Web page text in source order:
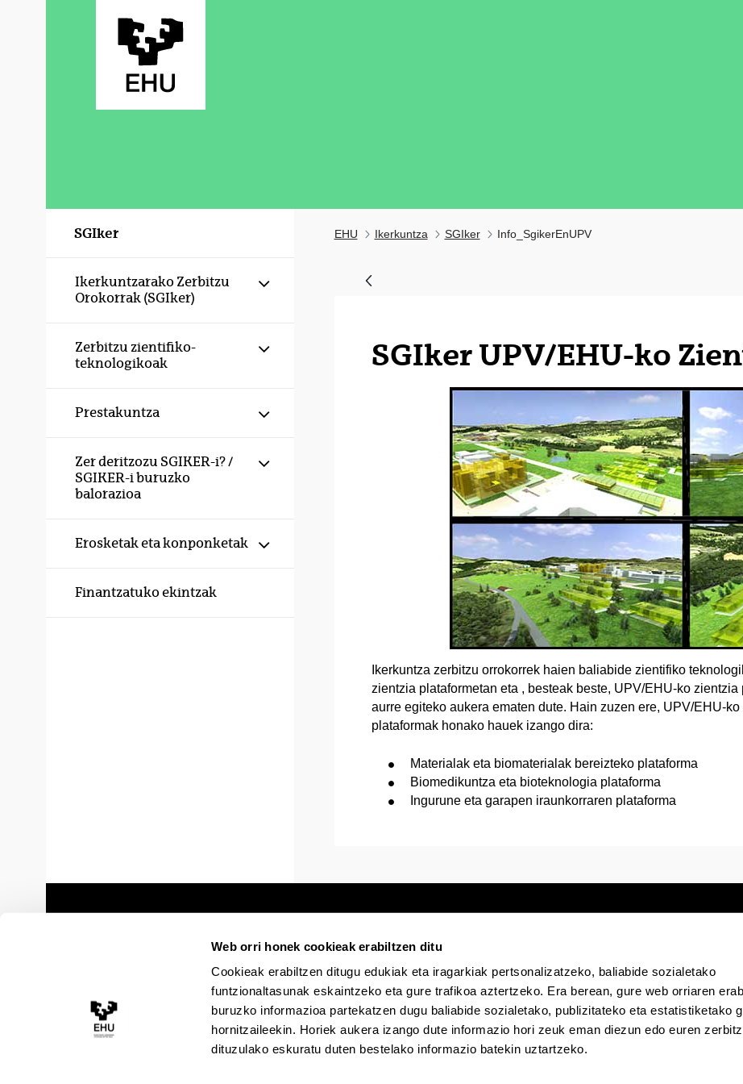
Web orri honek cookieak erabiltzen ditu
Cookieak erabiltzen ditugu edukiak eta iragarkiak pertsonalizatzeko, baliabide sozialetako
funtzionaltasunak eskaintzeko eta gure trafikoa aztertzeko. Era berean, gure web orriaren
buruzko informazioa partekatzen dugu baliabide sozialetako, publizitateko eta estatistiketako
hornitzaileekin. Horiek aukera izango dute informazio hori zeuk eman diezun edo euren
dituzulako eskuratu duten bestelako informazio batekin uztartzeko.
SGIker
Ikerkuntzarako Zerbitzu
Orokorrak (SGIker)
Erakutsi/izkutatu azpiorriak
Zerbitzu zientifiko-
teknologikoak
Erakutsi/izkutatu azpiorriak
Prestakuntza Erakutsi/izkutatu azpiorriak
Zer deritzozu SGIKER-i? /
SGIKER-i buruzko
balorazioa
Erakutsi/izkutatu azpiorriak
Erosketak eta konponketak Erakutsi/izkutatu azpiorriak
Finantzatuko ekintzak
EHU Ikerkuntza SGIker Info_SgikerEnUPV
SGIker UPV/EHU-ko
Ikerkuntza zerbitzu orrokorrek haien baliabide zientifiko
zientzia plataformetan eta , besteak beste, UPV/EHU-ko
aurre egiteko aukera ematen dute. Hain zuzen ere, UPV/EHU-
plataformak honako hauek izango dira:
Materialak eta biomaterialak bereizteko plataforma
Biomedikuntza eta bioteknologia plataforma
Ingurune eta garapen iraunkorraren plataforma
Egoitza elektronikoa Irisgarritasuna Lege
EHU Tiktok-enEHU Bluesky-n
EHU